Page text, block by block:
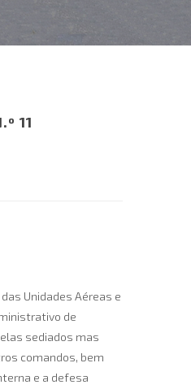
11
Unidades Aéreas e
de
sediados mas
comandos, bem
e a defesa